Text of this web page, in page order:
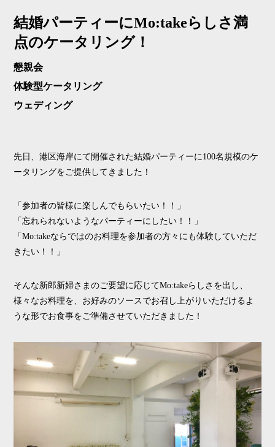
結婚パーティーにMo:takeらしさ満
点のケータリング！
懇親会
体験型ケータリング
ウェディング
先日、港区海岸にて開催された結婚パーティーに100名規模のケ
ータリングをご提供してきました！
「参加者の皆様に楽しんでもらいたい！！」
「忘れられないようなパーティーにしたい！！」
「Mo:takeならではのお料理を参加者の方々にも体験していただ
きたい！！」
そんな新郎新婦さまのご要望に応じてMo:takeらしさを出し、
様々なお料理を、お好みのソースでお召し上がりいただけるよ
うな形でお食事をご準備させていただきました！